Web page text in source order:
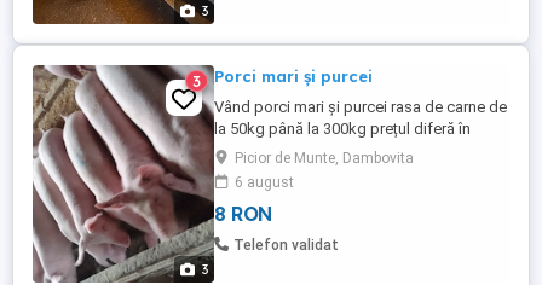
3
3
3 Porci mari și purcei
Vând porci mari și purcei rasa de carne de
la 50kg până la 300kg prețul diferă în
funcție de mărime pentru mai multe detalii
sunați
Picior de Munte, Dambovita
6 august
8 RON
Telefon validat